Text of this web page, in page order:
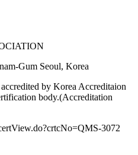
Gum Seoul, Korea
by Korea Accreditaion
body.(Accreditation
3072